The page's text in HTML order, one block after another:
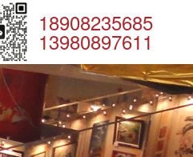
18908235685
13980897611